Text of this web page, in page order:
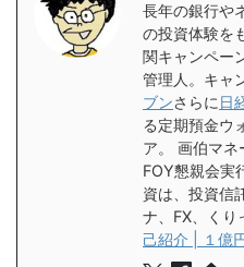
長年の銀行や
の投資体験を
関キャンペー
管理人。キャ
ブンさらに 日
る定期預金ウ
ア。 画伯マネ
FOY懇親会実
資は、投資信
ナ、FX、くり
己紹介 | １億